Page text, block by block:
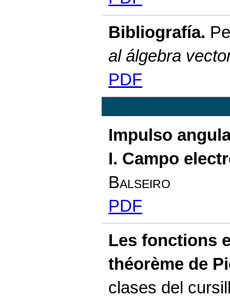
Bibliografía.
al álgebra
PDF
Impulso
I. Campo
Balseiro
PDF
Les fonctions
théorème de
clases del